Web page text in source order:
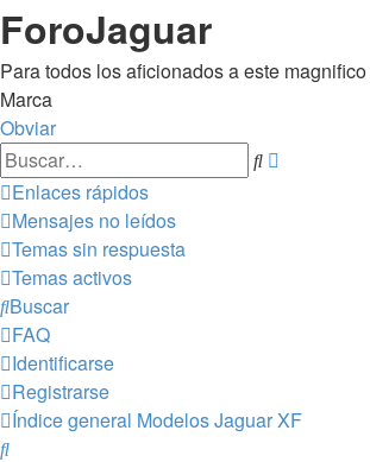
ForoJaguar
Para todos los aficionados a este
Marca
Obviar
Buscar
Enlaces rápidos
Mensajes no leídos
Temas sin respuesta
Temas activos
Buscar
FAQ
Identificarse
Registrarse
Índice general Modelos JaguarXF
Buscar